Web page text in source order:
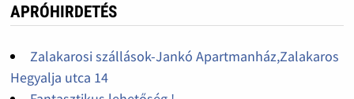
APRÓHIRDETÉS
Zalakarosi szállások-Jankó Apartmanház,Zalakaros
Hegyalja utca 14